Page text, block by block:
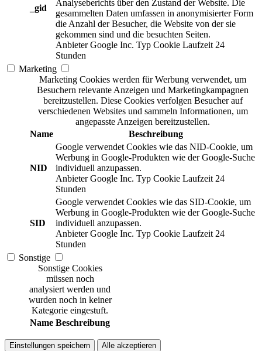
_gid
Analyseberichts über den Zustand der Website. Die
gesammelten Daten umfassen in anonymisierter Form
die Anzahl der Besucher, die Website von der sie
gekommen sind und die besuchten Seiten.
Anbieter Google Inc. Typ Cookie Laufzeit 24
Stunden
Marketing
Marketing Cookies werden für Werbung verwendet, um
Besuchern relevante Anzeigen und Marketingkampagnen
bereitzustellen. Diese Cookies verfolgen Besucher auf
verschiedenen Websites und sammeln Informationen, um
angepasste Anzeigen bereitzustellen.
Name
Beschreibung
NID
Google verwendet Cookies wie das NID-Cookie, um
Werbung in Google-Produkten wie der Google-Suche
individuell anzupassen.
Anbieter Google Inc. Typ Cookie Laufzeit 24
Stunden
SID
Google verwendet Cookies wie das SID-Cookie, um
Werbung in Google-Produkten wie der Google-Suche
individuell anzupassen.
Anbieter Google Inc. Typ Cookie Laufzeit 24
Stunden
Sonstige
Sonstige Cookies
müssen noch
analysiert werden und
wurden noch in keiner
Kategorie eingestuft.
Name Beschreibung
Einstellungen speichern Alle akzeptieren